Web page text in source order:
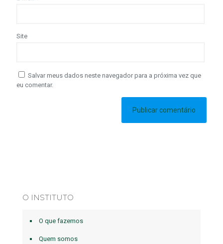
Site
Salvar meus dados neste navegador para a próxima vez que
eu comentar.
O INSTITUTO
O que fazemos
Quem somos